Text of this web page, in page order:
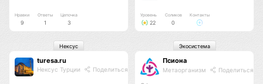
Нравки
9
Ответы
1
Цепочка
3
Уровень
22
Соликов
0
Контакты
turesa.ru
Нексус Турции Поделиться
Нексус
Псиона
Метаорганизм Поделиться
Экосистема